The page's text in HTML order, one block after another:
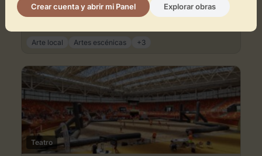
Espacios en la zona
Teatro auditorio municipal
Arte local Artes escénicas +3
Teatro
Crear cuenta y abrir mi Panel Explorar obras